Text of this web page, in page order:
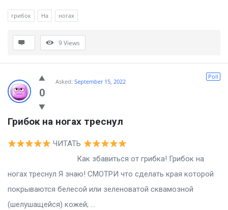
грибок На ногах
9Views
0
Poll
Asked: September 15, 2022
Грибок на ногах треснул
ЧИТАТЬ
Как збавиться от грибка! Грибок на
ногах треснул Я знаю! СМОТРИ что сделать края которой
покрываются белесой или зеленоватой сквамозной
(шелушащейся) кожей; ...